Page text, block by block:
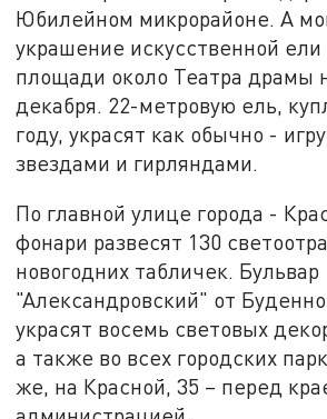
Юбилейном микрорайоне. А
украшение искусственной ели
площади около Театра драмы
декабря. 22-метровую ель,
году, украсят как обычно -
звездами и гирляндами.
По главной улице города -
фонари развесят 130
новогодних табличек. Бульвар
"Александровский" от
украсят восемь световых
а также во всех городских
же, на Красной, 35 – перед